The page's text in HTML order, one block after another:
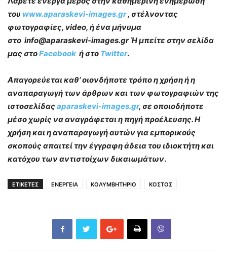
του www.aparaskevi-images.gr, στέλνοντας
φωτογραφίες, video, ή ένα μήνυμα
στο info@aparaskevi-images.gr Ή μπείτε στην σελίδα
μας στοFacebook ή στο Twitter.
Απαγορεύεται καθ’ οιονδήποτε τρόπο η χρήση ή η
αναπαραγωγή των άρθρων και των φωτογραφιών της
ιστοσελίδας aparaskevi-images.gr, σε οποιοδήποτε
μέσο χωρίς να αναγράφεται η πηγή προέλευσης. Η
χρήση και η αναπαραγωγή αυτών για εμπορικούς
σκοπούς απαιτεί την έγγραφη άδεια του ιδιοκτήτη και
κατόχου των αντιστοίχων δικαιωμάτων.
ΕΤΙΚΕΤΕΣ ΕΝΕΡΓΕΙΑ ΚΟΛΥΜΒΗΤΗΡΙΟ ΚΟΣΤΟΣ